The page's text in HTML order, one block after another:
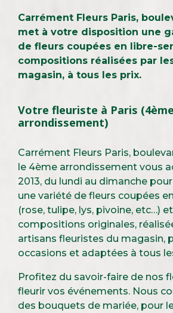
Carrément Fleurs Paris,
met à votre disposition une
de fleurs coupées en libre-
compositions réalisées par
magasin, à tous les prix.
Votre fleuriste à Paris (4ème
arrondissement)
Carrément Fleurs Paris,
le 4ème arrondissement vous
2013, du lundi au dimanche
une variété de fleurs coupées
(rose, tulipe, lys, pivoine, etc…)
compositions originales,
artisans fleuristes du magasin,
occasions et adaptées à tous
Profitez du savoir-faire de nos
fleurir vos événements. Nous
des bouquets de mariée, pour